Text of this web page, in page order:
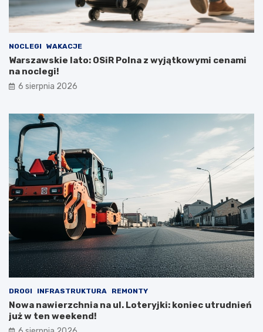
NOCLEGI WAKACJE
Warszawskie lato: OSiR Polna z wyjątkowymi cenami
na noclegi!
6 sierpnia 2026
DROGI INFRASTRUKTURA REMONTY
Nowa nawierzchnia na ul. Loteryjki: koniec utrudnień
już w ten weekend!